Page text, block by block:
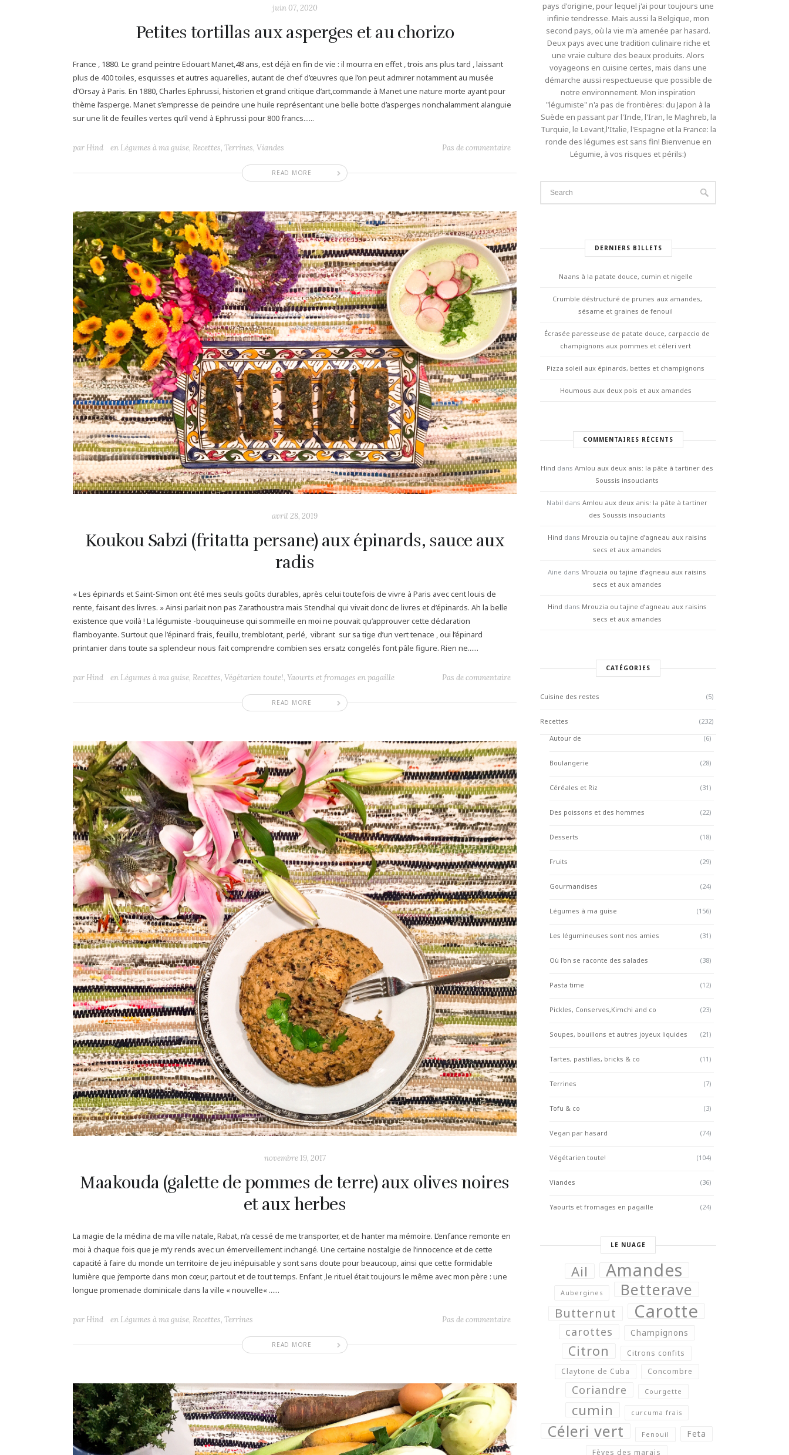
juin 07, 2020
Petites tortillas aux asperges et au chorizo
France , 1880. Le grand peintre Edouart Manet,48 ans, est déjà en fin de vie : il mourra en effet , trois ans plus tard , laissant
plus de 400 toiles, esquisses et autres aquarelles, autant de chef d’œuvres que l’on peut admirer notamment au musée
d’Orsay à Paris. En 1880, Charles Ephrussi, historien et grand critique d’art,commande à Manet une nature morte ayant pour
thème l’asperge. Manet s’empresse de peindre une huile représentant une belle botte d’asperges nonchalamment alanguie
sur une lit de feuilles vertes qu’il vend à Ephrussi pour 800 francs......
READ MORE
par Hind en Légumes à ma guise, Recettes, Terrines, Viandes Pas de commentaire
avril 28, 2019
Koukou Sabzi (fritatta persane) aux épinards, sauce aux
radis
« Les épinards et Saint-Simon ont été mes seuls goûts durables, après celui toutefois de vivre à Paris avec cent louis de
rente, faisant des livres. » Ainsi parlait non pas Zarathoustra mais Stendhal qui vivait donc de livres et d’épinards. Ah la belle
existence que voilà ! La légumiste -bouquineuse qui sommeille en moi ne pouvait qu’approuver cette déclaration
flamboyante. Surtout que l’épinard frais, feuillu, tremblotant, perlé, vibrant sur sa tige d’un vert tenace , oui l’épinard
printanier dans toute sa splendeur nous fait comprendre combien ses ersatz congelés font pâle figure. Rien ne......
READ MORE
par Hind en Légumes à ma guise, Recettes, Végétarien toute!, Yaourts et fromages en pagaille Pas de commentaire
novembre 19, 2017
Maakouda (galette de pommes de terre) aux olives noires
et aux herbes
La magie de la médina de ma ville natale, Rabat, n’a cessé de me transporter, et de hanter ma mémoire. L’enfance remonte en
moi à chaque fois que je m’y rends avec un émerveillement inchangé. Une certaine nostalgie de l’innocence et de cette
capacité à faire du monde un territoire de jeu inépuisable y sont sans doute pour beaucoup, ainsi que cette formidable
lumière que j’emporte dans mon cœur, partout et de tout temps. Enfant ,le rituel était toujours le même avec mon père : une
longue promenade dominicale dans la ville « nouvelle« ......
READ MORE
par Hind en Légumes à ma guise, Recettes, Terrines Pas de commentaire
pays d'origine, pour lequel j'ai pour toujours une
infinie tendresse. Mais aussi la Belgique, mon
second pays, où la vie m'a amenée par hasard.
Deux pays avec une tradition culinaire riche et
une vraie culture des beaux produits. Alors
voyageons en cuisine certes, mais dans une
démarche aussi respectueuse que possible de
notre environnement. Mon inspiration
"légumiste" n'a pas de frontières: du Japon à la
Suède en passant par l'Inde, l'Iran, le Maghreb, la
Turquie, le Levant,l'Italie, l'Espagne et la France: la
ronde des légumes est sans fin! Bienvenue en
Légumie, à vos risques et périls:)
DERNIERS BILLETS
Naans à la patate douce, cumin et nigelle
Crumble déstructuré de prunes aux amandes,
sésame et graines de fenouil
Écrasée paresseuse de patate douce, carpaccio de
champignons aux pommes et céleri vert
Pizza soleil aux épinards, bettes et champignons
Houmous aux deux pois et aux amandes
COMMENTAIRES RÉCENTS
Hind dans Amlou aux deux anis: la pâte à tartiner des
Soussis insouciants
Nabil dans Amlou aux deux anis: la pâte à tartiner
des Soussis insouciants
Hind dans Mrouzia ou tajine d’agneau aux raisins
secs et aux amandes
Aine dans Mrouzia ou tajine d’agneau aux raisins
secs et aux amandes
Hind dans Mrouzia ou tajine d’agneau aux raisins
secs et aux amandes
CATÉGORIES
Cuisine des restes (5)
Recettes
(232)
Autour de
(6)
Boulangerie (28)
Céréales et Riz (31)
Des poissons et des hommes (22)
Desserts (18)
Fruits (29)
Gourmandises (24)
Légumes à ma guise (156)
Les légumineuses sont nos amies (31)
Où l'on se raconte des salades (38)
Pasta time (12)
Pickles, Conserves,Kimchi and co (23)
Soupes, bouillons et autres joyeux liquides (21)
Tartes, pastillas, bricks & co (11)
Terrines (7)
Tofu & co (3)
Vegan par hasard (74)
Végétarien toute! (104)
Viandes (36)
Yaourts et fromages en pagaille (24)
LE NUAGE
Ail Amandes
Aubergines Betterave
Butternut Carotte
carottes Champignons
Citron
Citrons confits
Claytone de Cuba
Concombre
Coriandre Courgette
cumin curcuma frais
Céleri vert Fenouil Feta
Fèves des marais